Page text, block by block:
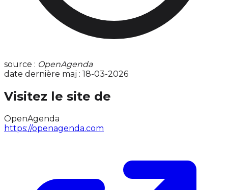
source : OpenAgenda
date dernière maj : 18-03-2026
Visitez le site de
OpenAgenda
https://openagenda.com